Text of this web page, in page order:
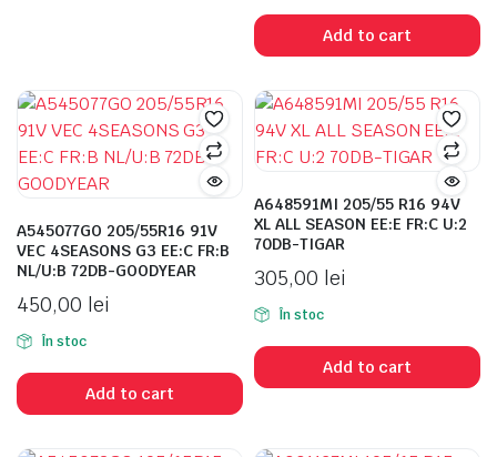
Add to cart
A545077GO 205/55R16 91V
VEC 4SEASONS G3 EE:C FR:B
NL/U:B 72DB-GOODYEAR
450,00 lei
În stoc
Add to cart
A648591MI 205/55 R16 94V
XL ALL SEASON EE:E FR:C U:2
70DB-TIGAR
305,00 lei
În stoc
Add to cart